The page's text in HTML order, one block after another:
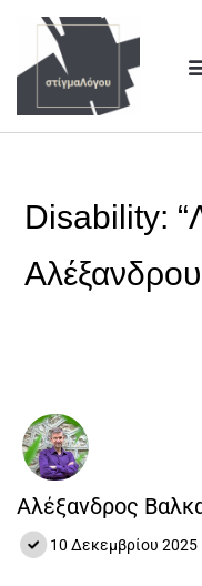
Disability:
Αλέξανδρος
10 Δεκεμβρίου 2025